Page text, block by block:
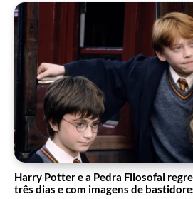
Harry Potter e a Pedra Filosofal
três dias e com imagens de